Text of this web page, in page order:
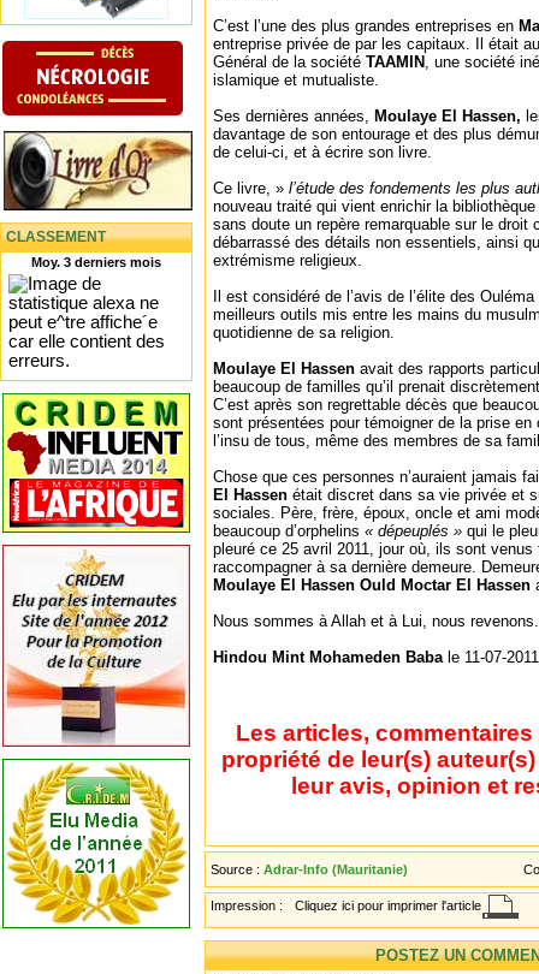
CLASSEMENT
Moy. 3 derniers mois
C’est l’une des plus grandes entreprises en
entreprise privée de par les capitaux. Il était
Général de la société TAAMIN , une société
islamique et mutualiste.
Ses dernières années, Moulaye El Hassen,
davantage de son entourage et des plus
de celui-ci, et à écrire son livre.
Ce livre, » l’étude des fondements les plus
nouveau traité qui vient enrichir la
sans doute un repère remarquable sur le droit
débarrassé des détails non essentiels, ainsi
extrémisme religieux.
Il est considéré de l’avis de l’élite des
meilleurs outils mis entre les mains du
quotidienne de sa religion.
Moulaye El Hassen avait des rapports
beaucoup de familles qu’il prenait
C’est après son regrettable décès que
sont présentées pour témoigner de la prise en
l’insu de tous, même des membres de sa
Chose que ces personnes n’auraient jamais
El Hassen était discret dans sa vie privée et
sociales. Père, frère, époux, oncle et ami
beaucoup d’orphelins « dépeuplés » qui le
pleuré ce 25 avril 2011, jour où, ils sont venus
raccompagner à sa dernière demeure.
Moulaye El Hassen Ould Moctar El Hassen
Nous sommes à Allah et à Lui, nous revenons.
Hindou Mint Mohameden Babale 11-07-2011
Les articles,
propriété de leur(s)
leur avis, opinion et
Source : Adrar-Info (Mauritanie)
Impression : Cliquez ici pour imprimer l'article
POSTEZ UN